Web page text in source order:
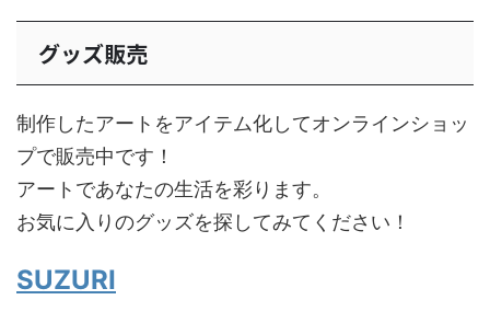
グッズ販売
制作したアートをアイテム化してオンラインショッ
プで販売中です！
アートであなたの生活を彩ります。
お気に入りのグッズを探してみてください！
SUZURI